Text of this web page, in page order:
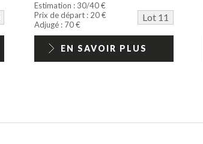
Estimation : 30/40 €
Prix de départ : 20 €
Lot 11
Adjugé : 70 €
EN SAVOIR PLUS